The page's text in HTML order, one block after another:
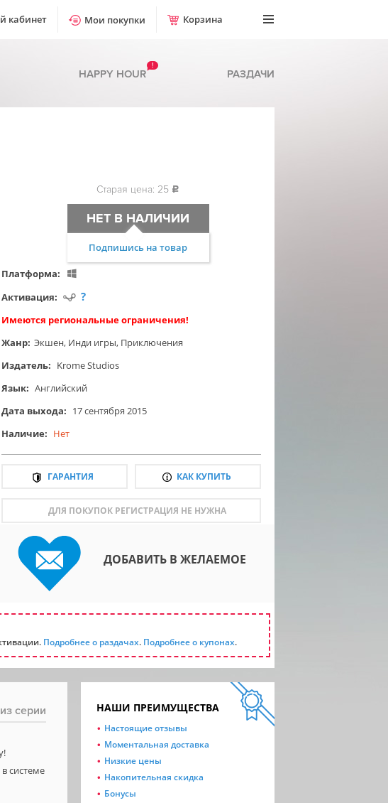
кабинет Мои покупки Корзина
HAPPY HOUR
!
РАЗДАЧИ
Старая цена: 25 c
НЕТ В НАЛИЧИИ
Подпишись на товар
Платформа:
Активация:
?
Имеются региональные ограничения!
Жанр: Экшен, Инди игры, Приключения
Издатель: Krome Studios
Язык: Английский
Дата выхода: 17 сентября 2015
Наличие: Нет
ГАРАНТИЯ КАК КУПИТЬ
ДЛЯ ПОКУПОК РЕГИСТРАЦИЯ НЕ НУЖНА
ДОБАВИТЬ В ЖЕЛАЕМОЕ
Подробнее о раздачах. Подробнее о купонах.
серии
системе
НАШИ ПРЕИМУЩЕСТВА
Настоящие отзывы
Моментальная доставка
Низкие цены
Накопительная скидка
Бонусы